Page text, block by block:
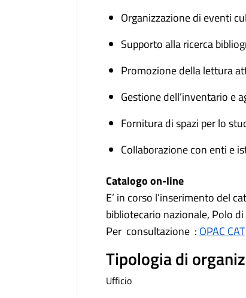
Organizzazione di eventi
Supporto alla ricerca
Promozione della lettura
Gestione dell’inventario e
Fornitura di spazi per lo
Collaborazione con enti e
Catalogo on-line
E’ in corso l’inserimento del
bibliotecario nazionale, Polo di
Per consultazione : OPAC CAT
Tipologia di
Ufficio